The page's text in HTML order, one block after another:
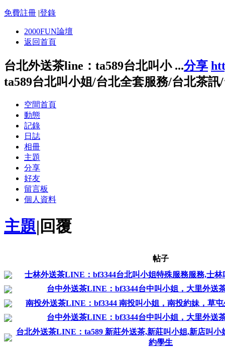
免費註冊 |登錄
2000FUN論壇
返回首頁
台北外送茶line：ta589台北叫小 ...分享
ta589台北叫小姐/台北全套服務/台北茶
空間首頁
動態
記錄
日誌
相冊
主題
分享
好友
留言板
個人資料
主題| 回覆
帖子
士林外送茶LINE：bf3344台北叫小姐特殊服務服務,士
台中外送茶LINE：bf3344台中叫小姐，大里外送
南投外送茶LINE：bf3344 南投叫小姐，南投約妹，草
台中外送茶LINE：bf3344台中叫小姐，大里外送
台北外送茶LINE：ta589 新莊外送茶,新莊叫小姐,新店叫小
約學生